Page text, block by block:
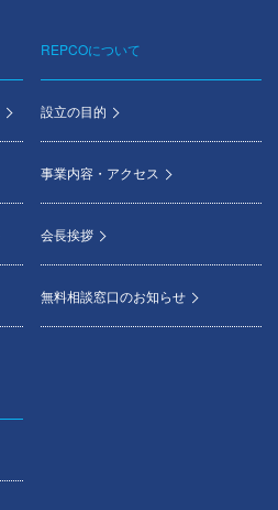
REPCOについて
設立の目的
事業内容・アクセス
会長挨拶
無料相談窓口のお知らせ